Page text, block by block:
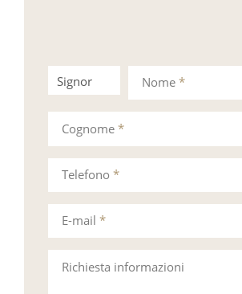
Signor Signora
Nome *
Telefono *
Richiesta informazioni
Cognome *
E-mail *